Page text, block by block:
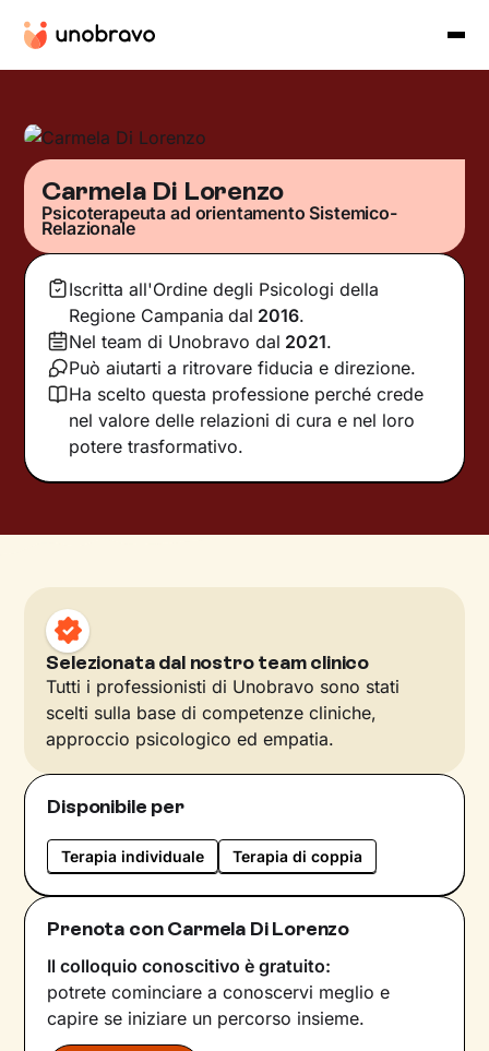
Carmela Di Lorenzo
Psicoterapeuta ad orientamento Sistemico-
Relazionale
Iscritta all'Ordine degli Psicologi della
Regione Campania dal 2016.
Nel team di Unobravo dal 2021.
Può aiutarti a ritrovare fiducia e direzione.
Ha scelto questa professione perché crede
nel valore delle relazioni di cura e nel loro
potere trasformativo.
Selezionata dal nostro team clinico
Tutti i professionisti di Unobravo sono stati
scelti sulla base di competenze cliniche,
approccio psicologico ed empatia.
Disponibile per
Terapia individuale Terapia di coppia
Prenota con Carmela Di Lorenzo
Il colloquio conoscitivo è gratuito:
potrete cominciare a conoscervi meglio e
capire se iniziare un percorso insieme.